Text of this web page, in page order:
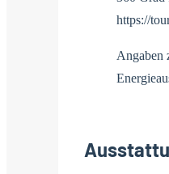
https://
Angaben